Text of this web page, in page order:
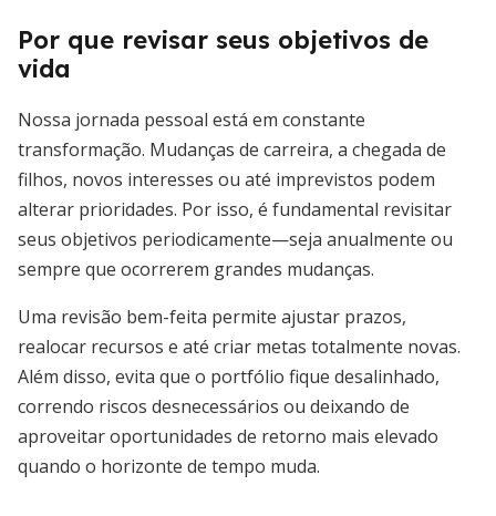
Por que revisar seus objetivos de
vida
Nossa jornada pessoal está em constante
transformação. Mudanças de carreira, a chegada de
filhos, novos interesses ou até imprevistos podem
alterar prioridades. Por isso, é fundamental revisitar
seus objetivos periodicamente—seja anualmente ou
sempre que ocorrerem grandes mudanças.
Uma revisão bem-feita permite ajustar prazos,
realocar recursos e até criar metas totalmente novas.
Além disso, evita que o portfólio fique desalinhado,
correndo riscos desnecessários ou deixando de
aproveitar oportunidades de retorno mais elevado
quando o horizonte de tempo muda.